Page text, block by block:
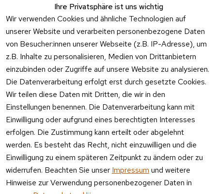
Ihre Privatsphäre ist uns wichtig
Wir verwenden Cookies und ähnliche Technologien auf
unserer Website und verarbeiten personenbezogene Daten
von Besucher:innen unserer Webseite (z.B. IP-Adresse), um
z.B. Inhalte zu personalisieren, Medien von Drittanbietern
einzubinden oder Zugriffe auf unsere Website zu analysieren.
Die Datenverarbeitung erfolgt erst durch gesetzte Cookies.
Wir teilen diese Daten mit Dritten, die wir in den
Einstellungen benennen. Die Datenverarbeitung kann mit
Einwilligung oder aufgrund eines berechtigten Interesses
erfolgen. Die Zustimmung kann erteilt oder abgelehnt
werden. Es besteht das Recht, nicht einzuwilligen und die
Einwilligung zu einem späteren Zeitpunkt zu ändern oder zu
widerrufen. Beachten Sie unser Impressum und weitere
Hinweise zur Verwendung personenbezogener Daten in
nweis
Verpacku
ngshinwei
se
Altgeräte
-
Entsorgu
ng
Vertrag
widerrufen
09:00 –
17:00 Uhr
Telefon
Kundenservic
e:
Mo – Fr 11:00
– 15:00 Uhr
Versa
ndpa
rtner